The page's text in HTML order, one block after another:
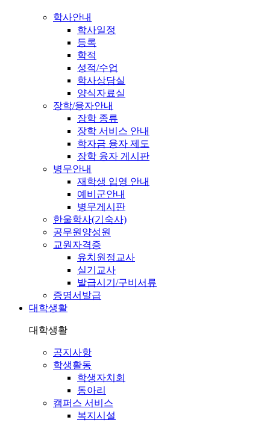
학사안내
학사일정
등록
학적
성적/수업
학사상담실
양식자료실
장학/융자안내
장학 종류
장학 서비스 안내
학자금 융자 제도
장학 융자 게시판
병무안내
재학생 입영 안내
예비군안내
병무게시판
한울학사(기숙사)
공무원양성원
교원자격증
유치원정교사
실기교사
발급시기/구비서류
증명서발급
대학생활
대학생활
공지사항
학생활동
학생자치회
동아리
캠퍼스 서비스
복지시설